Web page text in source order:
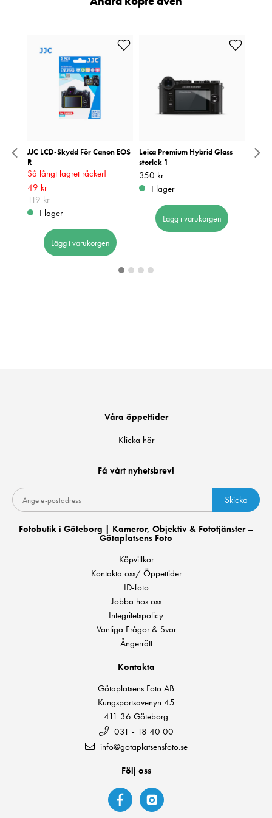
JJC LCD-Skydd För Canon EOS
R
Så långt lagret räcker!
Nuvarande pris
pris:119 kr
49 kr
119 kr
I lager
Lägg i varukorgen
Leica Premium Hybrid Glass
storlek 1
Pris: 350 kr
350 kr
I lager
Lägg i varukorgen
Våra öppettider
Klicka här
Få vårt nyhetsbrev!
Skicka
Fotobutik i Göteborg | Kameror, Objektiv & Fototjänster –
Götaplatsens Foto
Köpvillkor
Kontakta oss/ Öppettider
ID-foto
Jobba hos oss
Integritetspolicy
Vanliga Frågor & Svar
Ångerrätt
Kontakta
Götaplatsens Foto AB
Kungsportsavenyn 45
411 36 Göteborg
031 - 18 40 00
info@gotaplatsensfoto.se
Följ oss